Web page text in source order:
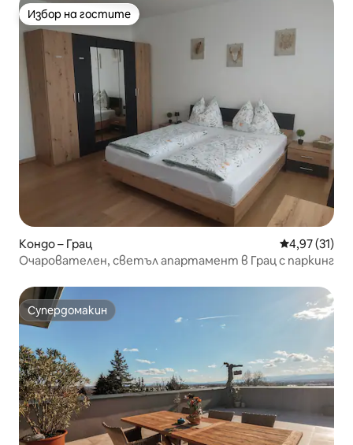
Избор на гостите
Избор на гостите
Кондо – Грац Средна
4,97 (31)
Очарователен, светъл апартамент в Грац с паркинг
Супердомакин
Супердомакин